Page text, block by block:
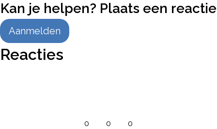
Kan je helpen? Plaats een reactie
Aanmelden
Reacties
0 0 0